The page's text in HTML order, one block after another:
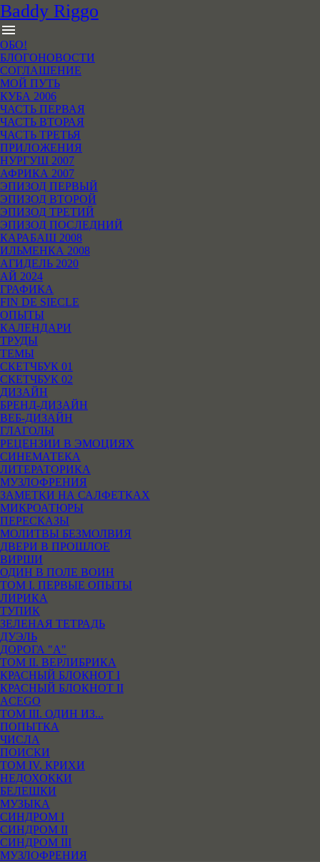
Baddy Riggo
menu
ОБО!
БЛОГОНОВОСТИ
СОГЛАШЕНИЕ
МОЙ ПУТЬ
КУБА 2006
ЧАСТЬ ПЕРВАЯ
ЧАСТЬ ВТОРАЯ
ЧАСТЬ ТРЕТЬЯ
ПРИЛОЖЕНИЯ
НУРГУШ 2007
АФРИКА 2007
ЭПИЗОД ПЕРВЫЙ
ЭПИЗОД ВТОРОЙ
ЭПИЗОД ТРЕТИЙ
ЭПИЗОД ПОСЛЕДНИЙ
КАРАБАШ 2008
ИЛЬМЕНКА 2008
АГИДЕЛЬ 2020
АЙ 2024
ГРАФИКА
FIN DE SIECLE
ОПЫТЫ
КАЛЕНДАРИ
ТРУДЫ
ТЕМЫ
СКЕТЧБУК 01
СКЕТЧБУК 02
ДИЗАЙН
БРЕНД-ДИЗАЙН
ВЕБ-ДИЗАЙН
ГЛАГОЛЫ
РЕЦЕНЗИИ В ЭМОЦИЯХ
СИНЕМАТЕКА
ЛИТЕРАТОРИКА
МУЗЛОФРЕНИЯ
ЗАМЕТКИ НА САЛФЕТКАХ
МИКРОАТЮРЫ
ПЕРЕСКАЗЫ
МОЛИТВЫ БЕЗМОЛВИЯ
ДВЕРИ В ПРОШЛОЕ
ВИРШИ
ОДИН В ПОЛЕ ВОИН
ТОМ I. ПЕРВЫЕ ОПЫТЫ
ЛИРИКА
ТУПИК
ЗЕЛЕНАЯ ТЕТРАДЬ
ДУЭЛЬ
ДОРОГА "А"
ТОМ II. ВЕРЛИБРИКА
КРАСНЫЙ БЛОКНОТ I
КРАСНЫЙ БЛОКНОТ II
ACEGO
ТОМ III. ОДИН ИЗ...
ПОПЫТКА
ЧИСЛА
ПОИСКИ
ТОМ IV. КРИХИ
НЕДОХОККИ
БЕЛЕШКИ
МУЗЫКА
СИНДРОМ I
СИНДРОМ II
СИНДРОМ III
МУЗЛОФРЕНИЯ